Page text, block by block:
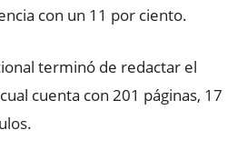
con un 11 por ciento.
terminó de redactar el
cuenta con 201 páginas, 17